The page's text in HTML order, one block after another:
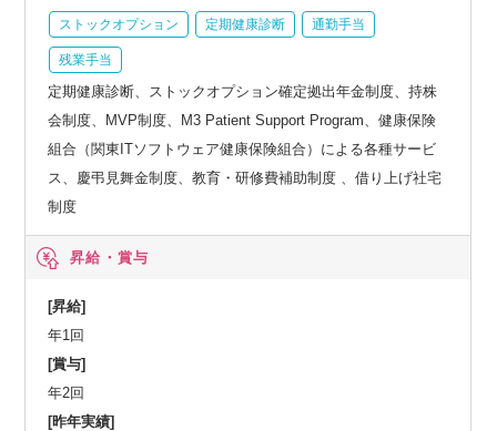
ストックオプション 定期健康診断 通勤手当
残業手当
定期健康診断、ストックオプション確定拠出年金制度、持株
会制度、MVP制度、M3 Patient Support Program、健康保険
組合（関東ITソフトウェア健康保険組合）による各種サービ
ス、慶弔見舞金制度、教育・研修費補助制度 、借り上げ社宅
制度
昇給・賞与
[昇給]
年1回
[賞与]
年2回
[昨年実績]